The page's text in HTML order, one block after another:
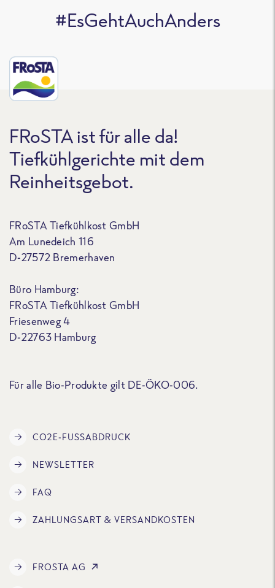
#EsGehtAuchAnders
FRoSTA ist für alle da!
Tiefkühlgerichte mit dem
Reinheitsgebot.
FRoSTA Tiefkühlkost GmbH
Am Lunedeich 116
D-27572 Bremerhaven
Büro Hamburg:
FRoSTA Tiefkühlkost GmbH
Friesenweg 4
D-22763 Hamburg
Für alle Bio-Produkte gilt DE-ÖKO-006.
CO2E-FUSSABDRUCK
NEWSLETTER
FAQ
ZAHLUNGSART & VERSANDKOSTEN
FROSTA AG